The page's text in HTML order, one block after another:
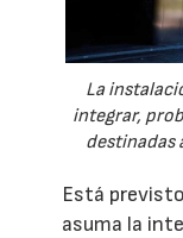
La
integrar,
destinadas
Está
asuma la